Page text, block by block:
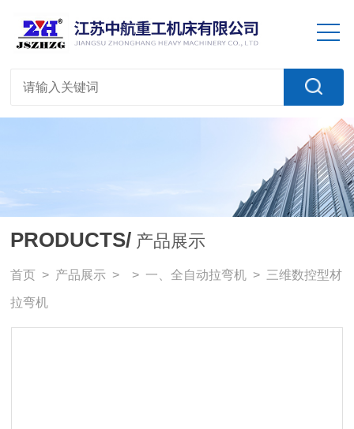
PRODUCTS/ 产品展示
首页 > 产品展示 > > 一、全自动拉弯机 > 三维数控型材
拉弯机